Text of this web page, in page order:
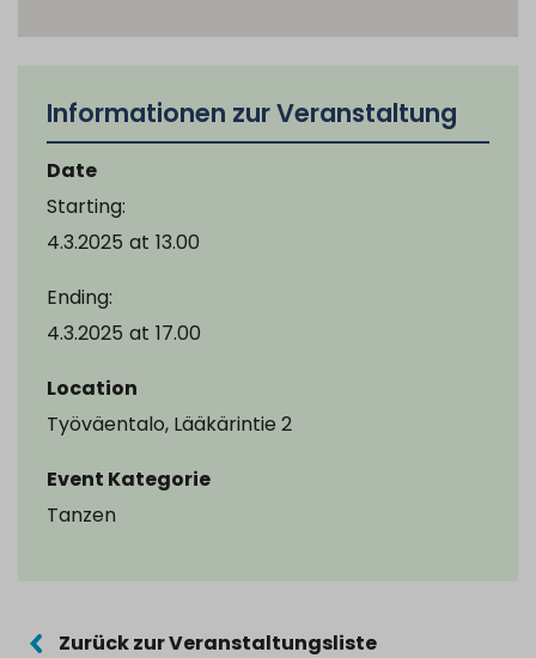
Informationen zur Veranstaltung
Date
Starting:
4.3.2025 at 13.00
Ending:
4.3.2025 at 17.00
Location
Työväentalo, Lääkärintie 2
Event Kategorie
Tanzen
Zurück zur Veranstaltungsliste